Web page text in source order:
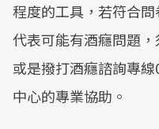
程度的工具，若符合
代表可能有酒癮問題
或是撥打酒癮諮詢專
中心的專業協助。